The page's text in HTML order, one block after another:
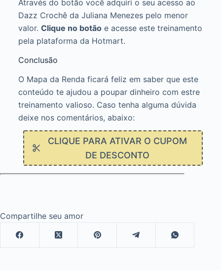
Através do botão você adquiri o seu acesso ao
Dazz Crochê da Juliana Menezes pelo menor
valor. Clique no botãoe acesse este treinamento
pela plataforma da Hotmart.
Conclusão
O Mapa da Renda ficará feliz em saber que este
conteúdo te ajudou a poupar dinheiro com estre
treinamento valioso. Caso tenha alguma dúvida
deixe nos comentários, abaixo:
CLIQUE PARA ATIVAR O CUPOM
DE DESCONTO
Compartilhe seu amor